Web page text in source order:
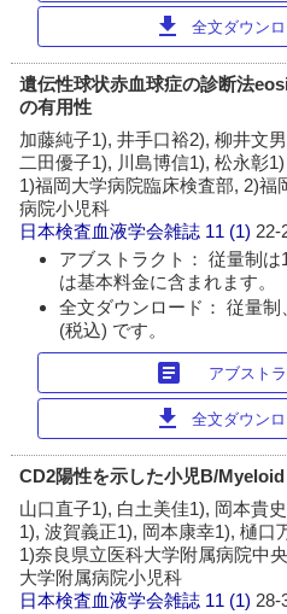
download 全文ダウン
遺伝性球状赤血球症の診断法
の有用性
加藤純子1), 井手口裕2), 柳井文
二田優子1), 川島博信1), 松永彰1)
1)福岡大学病院臨床検査部, 2)
病院小児科
日本検査血液学会雑誌 11 (1) 22-
アブストラクト： 従量制
は基本料金に含まれます。
全文ダウンロード： 従量
(税込) です。
article アブスト
download 全文ダウン
CD2陽性を示した小児B/
山口直子1), 白土美佳1), 岡本貴
1), 波賀義正1), 岡本康幸1), 樋口
1)奈良県立医科大学附属病院中
大学附属病院小児科
日本検査血液学会雑誌 11 (1) 28-